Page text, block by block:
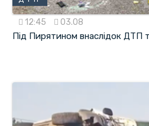
12:45 03.08
Під Пирятином внаслідок ДТП